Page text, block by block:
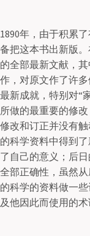
1890年，由于积累
备把这本书出新版
的全部最新文献，
作，对原文作了许
最新成就，特别对“
所做的最重要的修
修改和订正并没有
的科学资料中得到
了自己的意义；后
全部正确性，虽然
的科学的资料做一
及他因此而使用的术